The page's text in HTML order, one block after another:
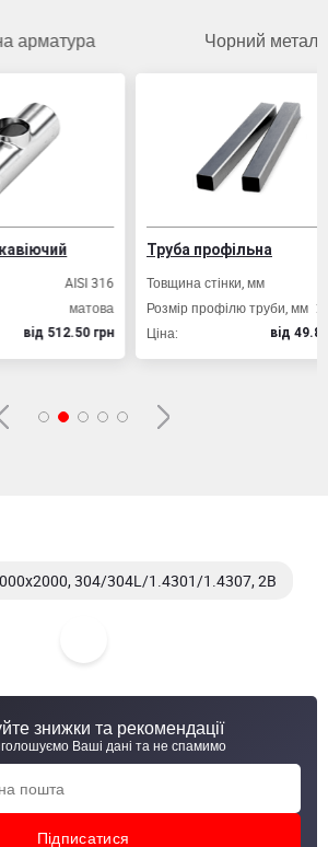
AISI 316
матова
512.50 грн
Чорний метал
Труба профільна
Товщина стінки, мм
Розмір профілю труби, мм 20х20
Ціна:
вiд 49.80 грн
304/304L/1.4301/1.4307, 2B
321/1.4541, №1
знижки та рекомендації
Ваші дані та не спамимо